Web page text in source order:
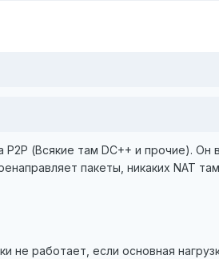
(Всякие там DC++ и прочие). Он
пакеты, никаких NAT
не работает, если основная